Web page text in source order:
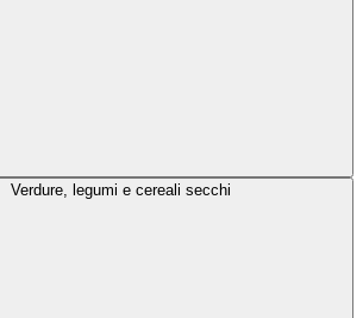
Verdure, legumi e cereali secchi